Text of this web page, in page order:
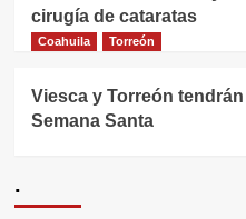
cirugía de cataratas
Coahuila Torreón
Viesca y Torreón
Semana Santa
.